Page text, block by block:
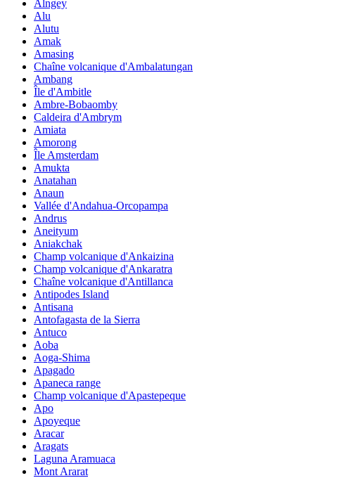
Alngey
Alu
Alutu
Amak
Amasing
Chaîne volcanique d'Ambalatungan
Ambang
Île d'Ambitle
Ambre-Bobaomby
Caldeira d'Ambrym
Amiata
Amorong
Île Amsterdam
Amukta
Anatahan
Anaun
Vallée d'Andahua-Orcopampa
Andrus
Aneityum
Aniakchak
Champ volcanique d'Ankaizina
Champ volcanique d'Ankaratra
Chaîne volcanique d'Antillanca
Antipodes Island
Antisana
Antofagasta de la Sierra
Antuco
Aoba
Aoga-Shima
Apagado
Apaneca range
Champ volcanique d'Apastepeque
Apo
Apoyeque
Aracar
Aragats
Laguna Aramuaca
Mont Ararat